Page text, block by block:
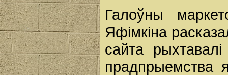
Галоўны
Яфімкіна
сайта
прадпрыемства